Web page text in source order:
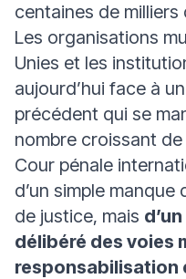
centaines de milliers
Les organisations
Unies et les
aujourd’hui face à
précédent qui se
nombre croissant de
Cour pénale
d’un simple
de justice, mais
délibéré des voies
responsabilisation